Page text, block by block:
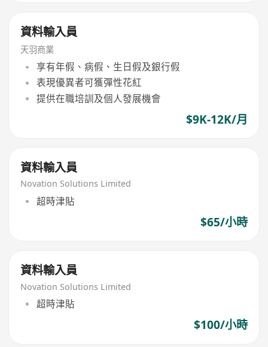
資料輸入員
天羽商業
享有年假、病假、生日假及銀行假
表現優異者可獲彈性花紅
提供在職培訓及個人發展機會
$9K-12K/月
資料輸入員
Novation Solutions Limited
超時津貼
$65/小時
資料輸入員
Novation Solutions Limited
超時津貼
$100/小時